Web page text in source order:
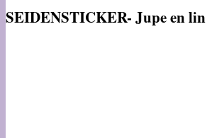
SEIDENSTICKER- Jupe en